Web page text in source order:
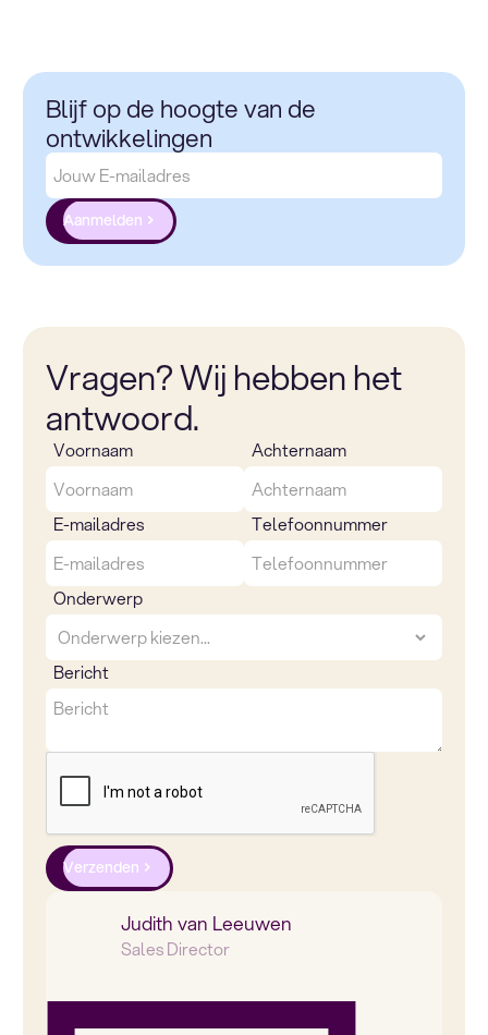
Blijf op de hoogte van de
ontwikkelingen
Aanmelden
Judith van Leeuwen
Sales Director
Vragen? Wij hebben het
antwoord.
Voornaam Achternaam
E-mailadres Telefoonnummer
Onderwerp
Bericht
Verzenden